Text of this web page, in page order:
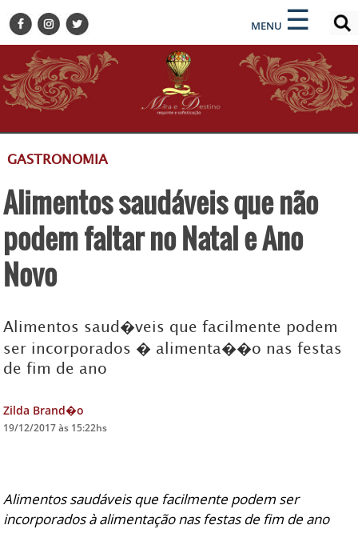
MENU ☰
×
BELEZA
BUSINESS E NEGÓCIOS
CULTURA
DESTINOS
GASTRONOMIA
HOTELARIA
MODA
TURISMO
ZILDA BRANDÃO
FALE CONOSCO
×
ENCONTRE SUA NOTÍCIA
GASTRONOMIA
Alimentos saudáveis que não
podem faltar no Natal e Ano
Novo
Alimentos saud�veis que facilmente podem
ser incorporados � alimenta��o nas festas
de fim de ano
Zilda Brand�o
19/12/2017 às 15:22hs
Alimentos saudáveis que facilmente podem ser
incorporados à alimentação nas festas de fim de ano